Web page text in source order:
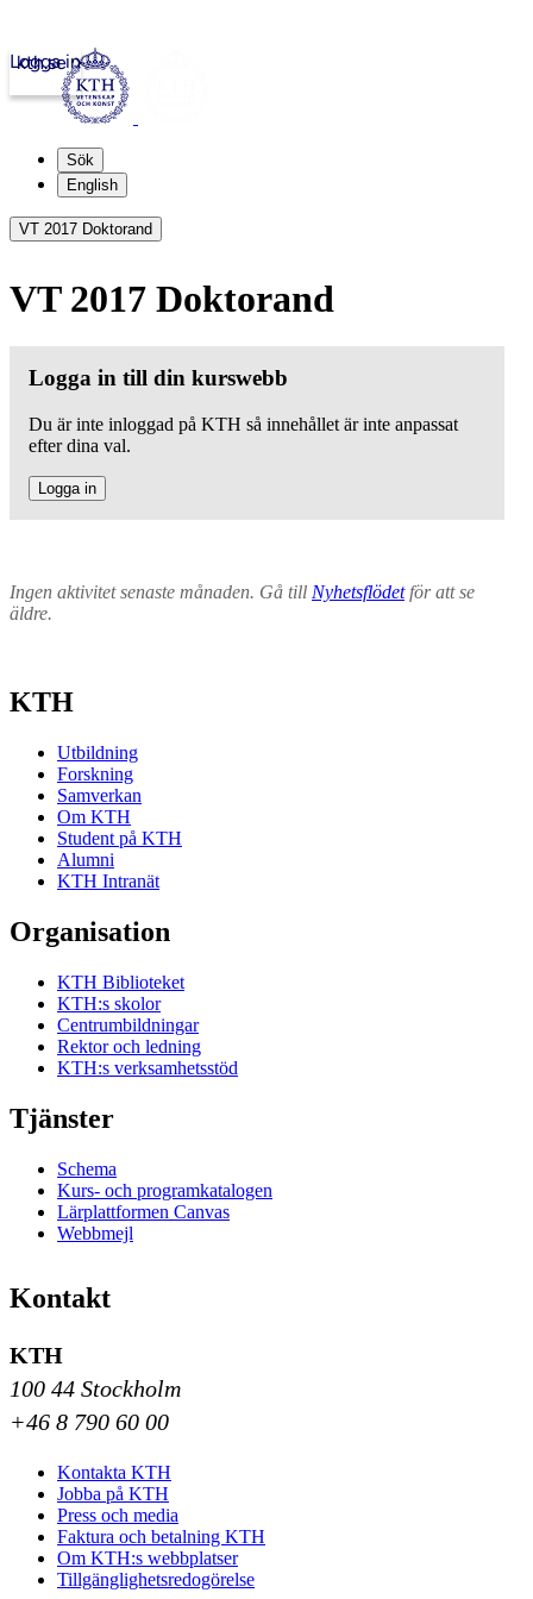
kth.se
Logga in
Sök
English
VT 2017 Doktorand
VT 2017 Doktorand
Logga in till din kurswebb
Du är inte inloggad på KTH så innehållet är inte anpassat
efter dina val.
Logga in
Ingen aktivitet senaste månaden. Gå till Nyhetsflödetför att se
äldre.
KTH
Utbildning
Forskning
Samverkan
Om KTH
Student på KTH
Alumni
KTH Intranät
Organisation
KTH Biblioteket
KTH:s skolor
Centrumbildningar
Rektor och ledning
KTH:s verksamhetsstöd
Tjänster
Schema
Kurs- och programkatalogen
Lärplattformen Canvas
Webbmejl
Kontakt
KTH
100 44 Stockholm
+46 8 790 60 00
Kontakta KTH
Jobba på KTH
Press och media
Faktura och betalning KTH
Om KTH:s webbplatser
Tillgänglighetsredogörelse